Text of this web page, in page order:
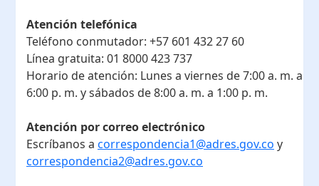
Atención telefónica
Teléfono conmutador: +57 601 432 27 60
Línea gratuita: 01 8000 423 737
Horario de atención: Lunes a viernes de 7:00 a. m. a
6:00 p. m. y sábados de 8:00 a. m. a 1:00 p. m.
Atención por correo electrónico
Escríbanos a correspondencia1@adres.gov.co y
correspondencia2@adres.gov.co